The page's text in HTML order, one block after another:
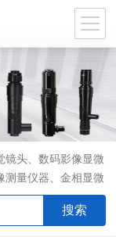
镜头、数码影像显微
测量仪器、金相显微
系统